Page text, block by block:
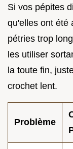
Si vos pépites
qu'elles ont été
pétries trop
les utiliser
la toute fin,
crochet lent.
Problème